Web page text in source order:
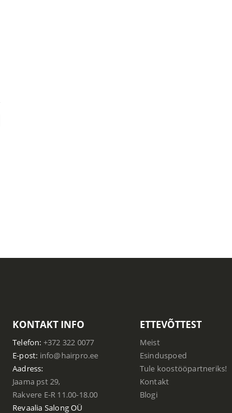
KONTAKT INFO
Telefon: +372 322 0077
E-post: info@hairpro.ee
Aadress:
Jaama pst 29,
Rakvere E-R 11.00-18.00
Revaalia SalongOÜ
ETTEVÕTTEST
Meist
Esinduspoed
Tule koostööpartneriks!
Kontakt
Blogi